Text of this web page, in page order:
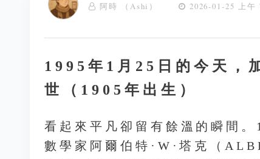
阿時 （Ashi） 2026-01-25 上午
1995年1月25日的今天，
世（1905年出生）
看起來平凡卻留有餘溫的瞬間
數學家阿爾伯特·W·塔克（